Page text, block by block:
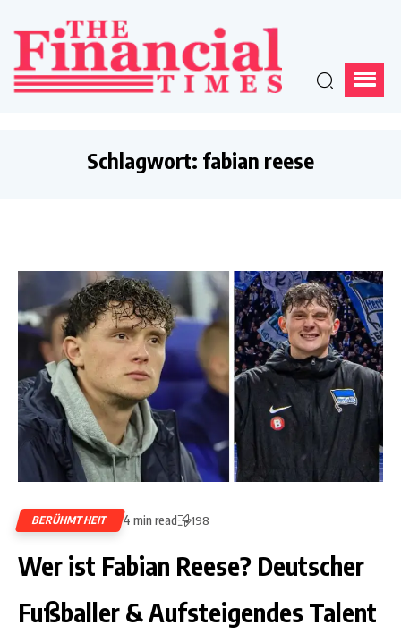
Schlagwort: fabian reese
BERÜHMTHEIT 4 min read 198
Wer ist Fabian Reese? Deutscher
Fußballer & Aufsteigendes Talent